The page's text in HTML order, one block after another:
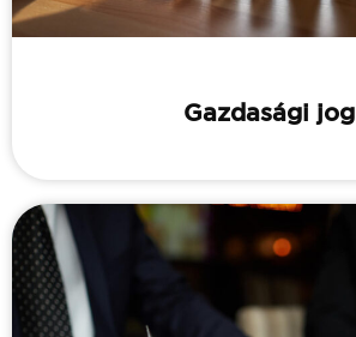
Gazdasági jog